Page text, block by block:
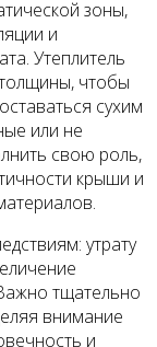
зоны,
и
Утеплитель
чтобы
сухим
или не
свою роль,
крыши и
утрату
тщательно
внимание
и